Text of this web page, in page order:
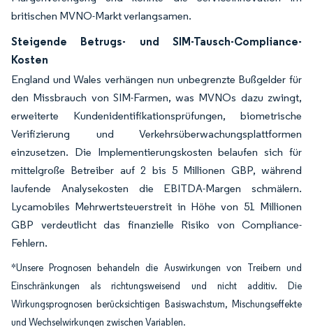
britischen MVNO-Markt verlangsamen.
Steigende Betrugs- und SIM-Tausch-Compliance-
Kosten
England und Wales verhängen nun unbegrenzte Bußgelder für
den Missbrauch von SIM-Farmen, was MVNOs dazu zwingt,
erweiterte Kundenidentifikationsprüfungen, biometrische
Verifizierung und Verkehrsüberwachungsplattformen
einzusetzen. Die Implementierungskosten belaufen sich für
mittelgroße Betreiber auf 2 bis 5 Millionen GBP, während
laufende Analysekosten die EBITDA-Margen schmälern.
Lycamobiles Mehrwertsteuerstreit in Höhe von 51 Millionen
GBP verdeutlicht das finanzielle Risiko von Compliance-
Fehlern.
*Unsere Prognosen behandeln die Auswirkungen von Treibern und
Einschränkungen als richtungsweisend und nicht additiv. Die
Wirkungsprognosen berücksichtigen Basiswachstum, Mischungseffekte
und Wechselwirkungen zwischen Variablen.